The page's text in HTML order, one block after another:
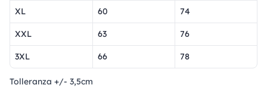
XL 60 74
XXL 63 76
3XL 66 78
Tolleranza +/- 3,5cm